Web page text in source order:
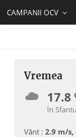
CAMPANII OCV
Vremea
17.8
în
Vânt : 2.9 m/